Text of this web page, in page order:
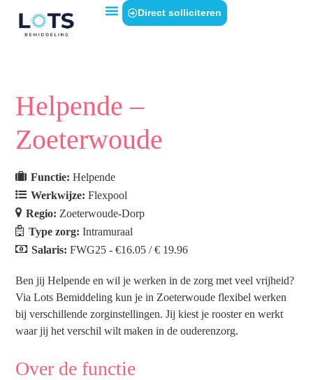
Direct solliciteren
Helpende –
Zoeterwoude
Functie:Helpende
Werkwijze:Flexpool
Regio: Zoeterwoude-Dorp
Type zorg:Intramuraal
Salaris:FWG25 - €16.05 / € 19.96
Ben jij Helpende en wil je werken in de zorg met veel vrijheid?
Via Lots Bemiddeling kun je in Zoeterwoude flexibel werken
bij verschillende zorginstellingen. Jij kiest je rooster en werkt
waar jij het verschil wilt maken in de ouderenzorg.
Over de functie